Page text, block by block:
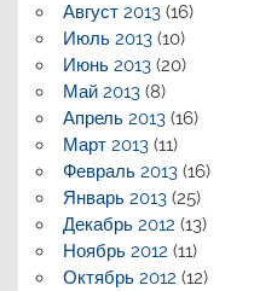
Август 2013(16)
Июль 2013(10)
Июнь 2013(20)
Май 2013(8)
Апрель 2013(16)
Март 2013(11)
Февраль 2013(16)
Январь 2013(25)
Декабрь 2012 (13)
Ноябрь 2012 (11)
Октябрь 2012 (12)